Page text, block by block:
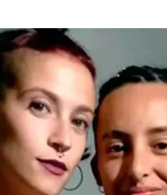
la Calle